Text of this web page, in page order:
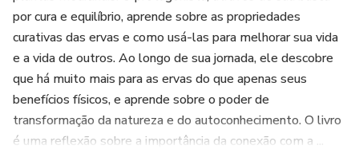
por cura e equilíbrio, aprende sobre as propriedades
curativas das ervas e como usá-las para melhorar sua vida
e a vida de outros. Ao longo de sua jornada, ele descobre
que há muito mais para as ervas do que apenas seus
benefícios físicos, e aprende sobre o poder de
transformação da natureza e do autoconhecimento. O livro
é uma reflexão sobre a importância da conexão com a ...